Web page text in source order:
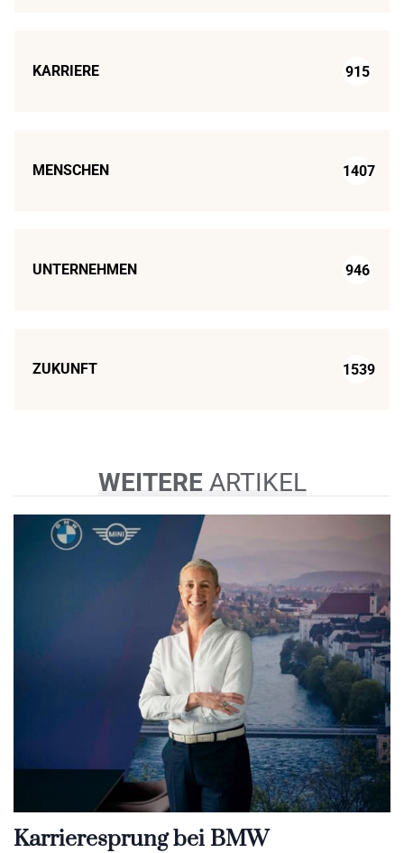
KARRIERE 915
MENSCHEN 1407
UNTERNEHMEN 946
ZUKUNFT 1539
WEITEREARTIKEL
Karrieresprung bei BMW